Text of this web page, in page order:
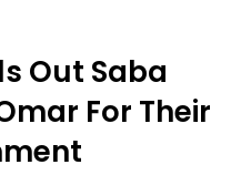
Out Saba
For Their